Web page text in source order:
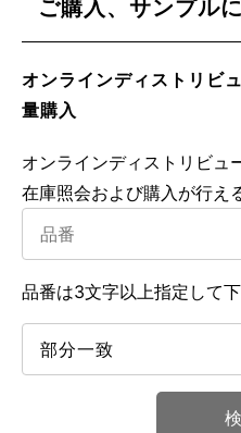
ご購入、サンプル
オンラインディストリビ
量購入
オンラインディストリビュ
在庫照会および購入が行え
品番は3文字以上指定して下